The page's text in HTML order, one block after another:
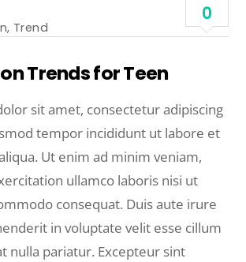
, Trend
0
Trends for Teen
sit amet, consectetur adipiscing
tempor incididunt ut labore et
Ut enim ad minim veniam,
ullamco laboris nisi ut
consequat. Duis aute irure
in voluptate velit esse cillum
nulla pariatur. Excepteur sint